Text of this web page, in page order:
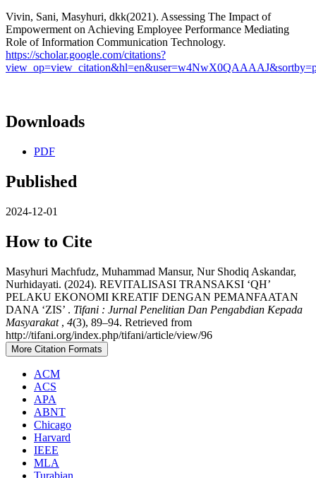
Vivin, Sani, Masyhuri, dkk(2021). Assessing The Impact of
Empowerment on Achieving Employee Performance Mediating
Role of Information Communication Technology.
https://scholar.google.com/citations?
Downloads
PDF
Published
2024-12-01
How to Cite
Masyhuri Machfudz, Muhammad Mansur, Nur Shodiq Askandar,
Nurhidayati. (2024). REVITALISASI TRANSAKSI ‘QH’
PELAKU EKONOMI KREATIF DENGAN PEMANFAATAN
DANA ‘ZIS’ . Tifani : Jurnal Penelitian Dan Pengabdian Kepada
Masyarakat , 4(3), 89–94. Retrieved from
http://tifani.org/index.php/tifani/article/view/96
More Citation Formats
ACM
ACS
APA
ABNT
Chicago
Harvard
IEEE
MLA
Turabian